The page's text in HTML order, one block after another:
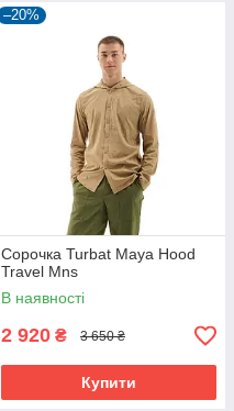
–20%
Сорочка Turbat Maya Hood
Travel Mns
В наявності
2 920 ₴ 3 650 ₴
Купити